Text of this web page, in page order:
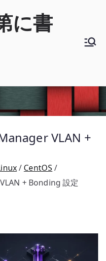
に書
VLAN +
CentOS
+ Bonding 設定